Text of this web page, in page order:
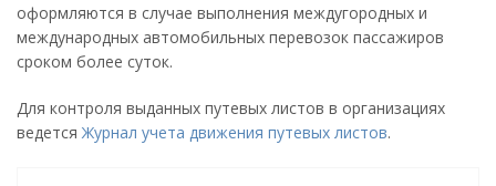
оформляются в случае выполнения междугородных и
международных автомобильных перевозок пассажиров
сроком более суток.
Для контроля выданных путевых листов в организациях
ведетсяЖурнал учета движения путевых листов.